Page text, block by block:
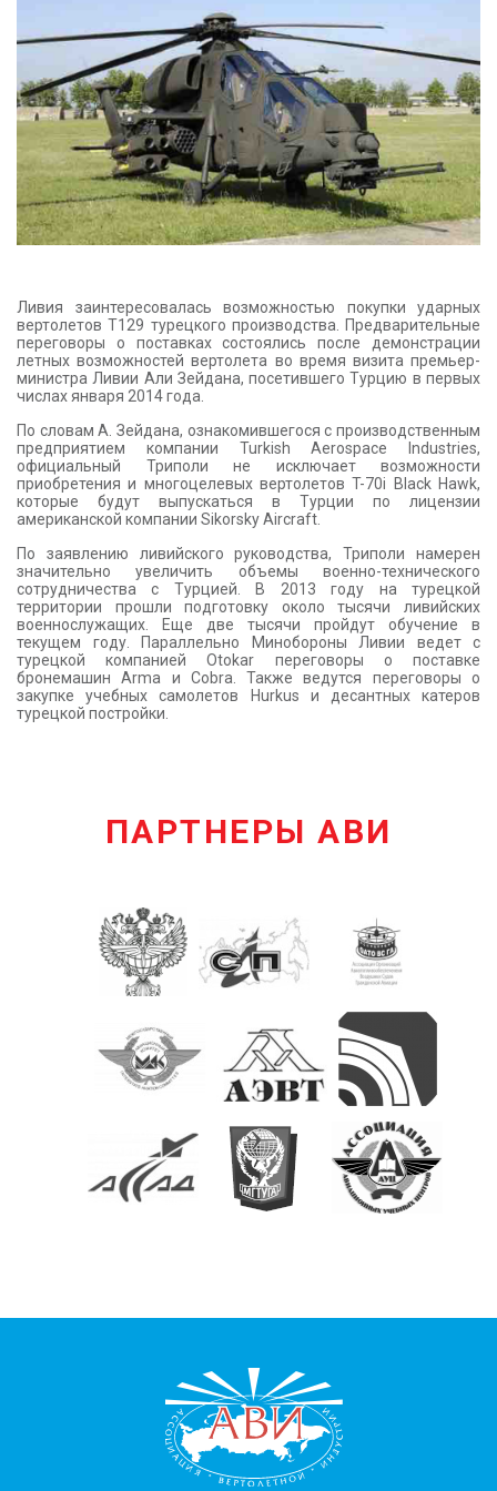
Ливия заинтересовалась возможностью покупки ударных
вертолетов T129 турецкого производства. Предварительные
переговоры о поставках состоялись после демонстрации
летных возможностей вертолета во время визита премьер-
министра Ливии Али Зейдана, посетившего Турцию в первых
числах января 2014 года.
По словам А. Зейдана, ознакомившегося с производственным
предприятием компании Turkish Aerospace Industries,
официальный Триполи не исключает возможности
приобретения и многоцелевых вертолетов T-70i Black Hawk,
которые будут выпускаться в Турции по лицензии
американской компании Sikorsky Aircraft.
По заявлению ливийского руководства, Триполи намерен
значительно увеличить объемы военно-технического
сотрудничества с Турцией. В 2013 году на турецкой
территории прошли подготовку около тысячи ливийских
военнослужащих. Еще две тысячи пройдут обучение в
текущем году. Параллельно Минобороны Ливии ведет с
турецкой компанией Otokar переговоры о поставке
бронемашин Arma и Cobra. Также ведутся переговоры о
закупке учебных самолетов Hurkus и десантных катеров
турецкой постройки.
ПАРТНЕРЫ АВИ